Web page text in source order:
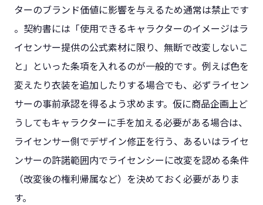
ターのブランド価値に影響を与えるため通常は禁止です​
。契約書には「使用できるキャラクターのイメージはラ
イセンサー提供の公式素材に限り、無断で改変しないこ
と」といった条項を入れるのが一般的です​。例えば色を
変えたり衣装を追加したりする場合でも、必ずライセン
サーの事前承認を得るよう求めます。仮に商品企画上ど
うしてもキャラクターに手を加える必要がある場合は、
ライセンサー側でデザイン修正を行う、あるいはライセ
ンサーの許諾範囲内でライセンシーに改変を認める条件
（改変後の権利帰属など）を決めておく必要がありま
す。